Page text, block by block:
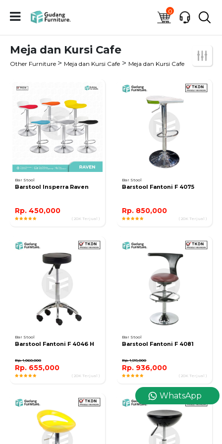
0
Meja dan Kursi Cafe
Other Furniture > Meja dan Kursi Cafe > Meja dan Kursi Cafe
Bar Stool
Barstool Insperra Raven
Rp. 450,000
( 20K Terjual )
Bar Stool
Barstool Fantoni F 4075
Rp. 850,000
( 20K Terjual )
Bar Stool
Barstool Fantoni F 4046 H
Rp. 1,060,000
Rp. 655,000
( 20K Terjual )
Bar Stool
Barstool Fantoni F 4081
Rp. 1,515,000
Rp. 936,000
( 20K Terjual )
WhatsApp